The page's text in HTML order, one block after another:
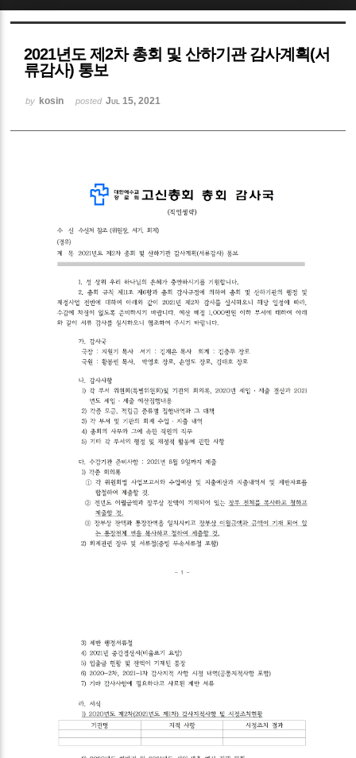
2021년도 제2차 총회 및 산하기관 감사계획(서
류감사) 통보
by kosin posted Jul 15, 2021
Sketchbook5, 스케치북5
Sketchbook5, 스케치북5